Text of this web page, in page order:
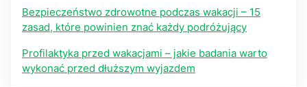
Bezpieczeństwo zdrowotne podczas wakacji – 15
zasad, które powinien znać każdy podróżujący
Profilaktyka przed wakacjami – jakie badania warto
wykonać przed dłuższym wyjazdem